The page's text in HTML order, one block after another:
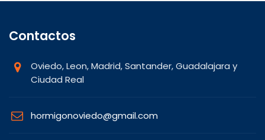
Contactos
Oviedo, Leon, Madrid, Santander, Guadalajara y
Ciudad Real
hormigonoviedo@gmail.com